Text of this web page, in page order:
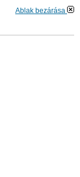
Ablak bezárása